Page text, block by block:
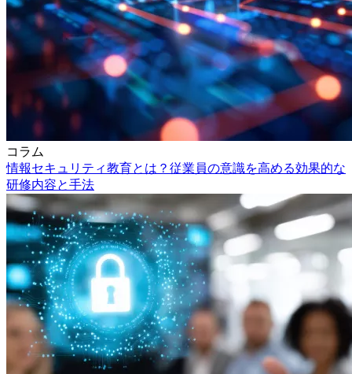
コラム
情報セキュリティ教育とは？従業員の意識を高める効果的な
研修内容と手法